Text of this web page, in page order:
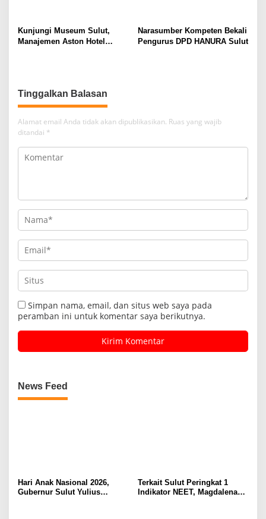
Kunjungi Museum Sulut,
Manajemen Aston Hotel
Narasumber Kompeten Bekali
Pengurus DPD HANURA Sulut
Tinggalkan Balasan
Alamat email Anda tidak akan dipublikasikan. Ruas yang wajib
ditandai *
Simpan nama, email, dan situs web saya pada
peramban ini untuk komentar saya berikutnya.
News Feed
Hari Anak Nasional 2026,
Gubernur Sulut Yulius
Terkait Sulut Peringkat 1
Indikator NEET, Magdalena